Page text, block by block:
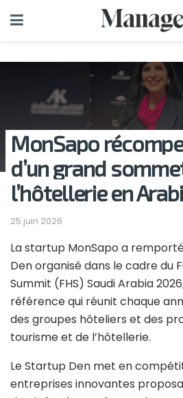
MonSapo
d’un grand
l’hôtellerie en
25 juin 2026
La startup MonSapo a
Den organisé dans le cadre du
Summit (FHS) Saudi Arabia
référence qui réunit chaque
des groupes hôteliers et des
tourisme et de l’hôtellerie.
Le Startup Den met en
entreprises innovantes